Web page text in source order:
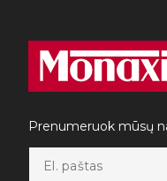
Prenumeruok mūsų